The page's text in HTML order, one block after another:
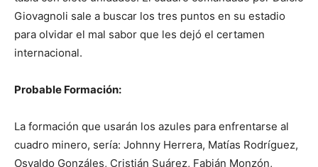
Giovagnoli sale a buscar los tres puntos en su estadio
para olvidar el mal sabor que les dejó el certamen
internacional.
Probable Formación:
La formación que usarán los azules para enfrentarse al
cuadro minero, sería: Johnny Herrera, Matías Rodríguez,
Osvaldo Gonzáles, Cristián Suárez, Fabián Monzón,